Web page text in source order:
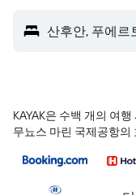
산후안, 푸에르
KAYAK은 수백 개의 여
무뇨스 마린 국제공항의